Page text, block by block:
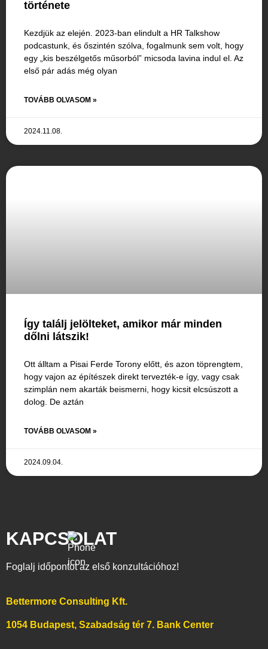
története
Kezdjük az elején. 2023-ban elindult a HR Talkshow
podcastunk, és őszintén szólva, fogalmunk sem volt, hogy
egy „kis beszélgetős műsorból” micsoda lavina indul el. Az
első pár adás még olyan
TOVÁBB OLVASOM »
2024.11.08.
Így találj jelölteket, amikor már minden
dőlni látszik!
Ott álltam a Pisai Ferde Torony előtt, és azon töprengtem,
hogy vajon az építészek direkt tervezték-e így, vagy csak
szimplán nem akarták beismerni, hogy kicsit elcsúszott a
dolog. De aztán
TOVÁBB OLVASOM »
2024.09.04.
KAPCSOLAT
Foglalj időpontot az első konzultációhoz!
Bettermore Consulting Kft.
1054 Budapest, Szabadság tér 7. Bank Center